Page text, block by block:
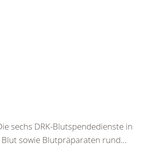
sechs DRK-Blutspendedienste in
sowie Blutpräparaten rund...